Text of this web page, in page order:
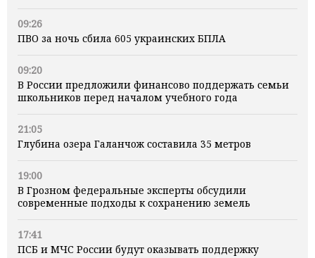
09:26
ПВО за ночь сбила 605 украинских БПЛА
09:20
В России предложили финансово поддержать семьи
школьников перед началом учебного года
21:05
Глубина озера Галанчож составила 35 метров
19:00
В Грозном федеральные эксперты обсудили
современные подходы к сохранению земель
17:41
ПСБ и МЧС России будут оказывать поддержку